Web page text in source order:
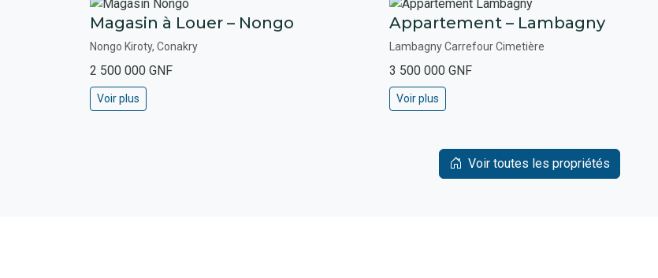
Magasin à Louer – Nongo
Nongo Kiroty, Conakry
2 500 000 GNF
Voir plus
Appartement – Lambagny
Lambagny Carrefour Cimetière
3 500 000 GNF
Voir plus
Voir toutes les propriétés